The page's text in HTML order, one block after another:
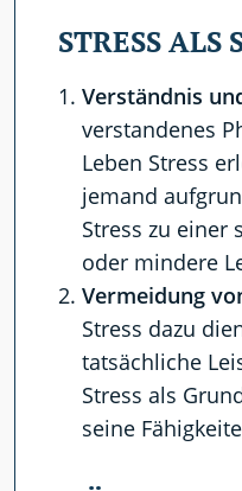
STRESS ALS
Verständnis
verstandenes
Leben Stress
jemand
Stress zu einer
oder mindere
Vermeidung
Stress dazu
tatsächliche
Stress als
seine